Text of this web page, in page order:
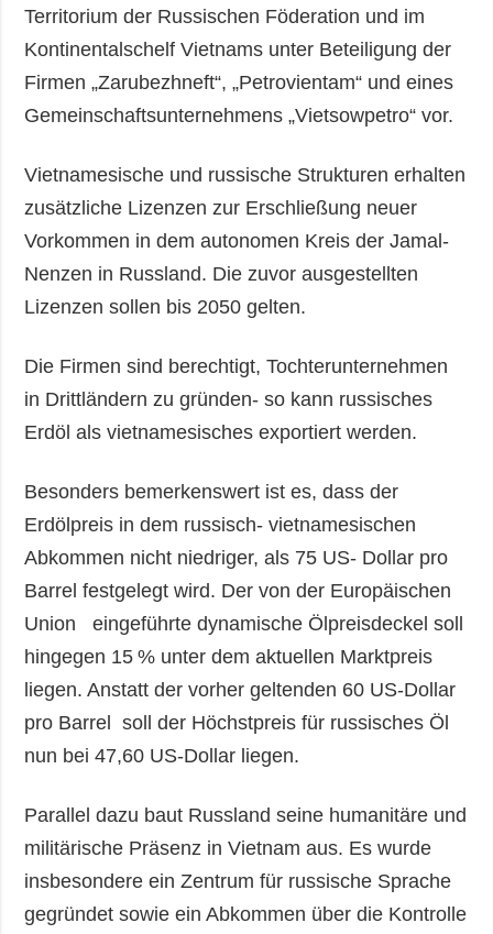
Territorium der Russischen Föderation und im
Kontinentalschelf Vietnams unter Beteiligung der
Firmen „Zarubezhneft“, „Petrovientam“ und eines
Gemeinschaftsunternehmens „Vietsowpetro“ vor.
Vietnamesische und russische Strukturen erhalten
zusätzliche Lizenzen zur Erschließung neuer
Vorkommen in dem autonomen Kreis der Jamal-
Nenzen in Russland. Die zuvor ausgestellten
Lizenzen sollen bis 2050 gelten.
Die Firmen sind berechtigt, Tochterunternehmen
in Drittländern zu gründen- so kann russisches
Erdöl als vietnamesisches exportiert werden.
Besonders bemerkenswert ist es, dass der
Erdölpreis in dem russisch- vietnamesischen
Abkommen nicht niedriger, als 75 US- Dollar pro
Barrel festgelegt wird. Der von der Europäischen
Union eingeführte dynamische Ölpreisdeckel soll
hingegen 15 % unter dem aktuellen Marktpreis
liegen. Anstatt der vorher geltenden 60 US-Dollar
pro Barrel soll der Höchstpreis für russisches Öl
nun bei 47,60 US-Dollar liegen.
Parallel dazu baut Russland seine humanitäre und
militärische Präsenz in Vietnam aus. Es wurde
insbesondere ein Zentrum für russische Sprache
gegründet sowie ein Abkommen über die Kontrolle